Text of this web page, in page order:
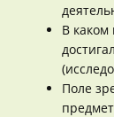
В
Поле